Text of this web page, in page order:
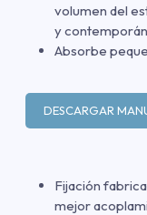
volumen del
y
Absorbe
DESCARGAR
Fijación
mejor